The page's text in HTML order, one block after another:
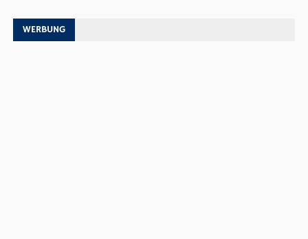
WERBUNG